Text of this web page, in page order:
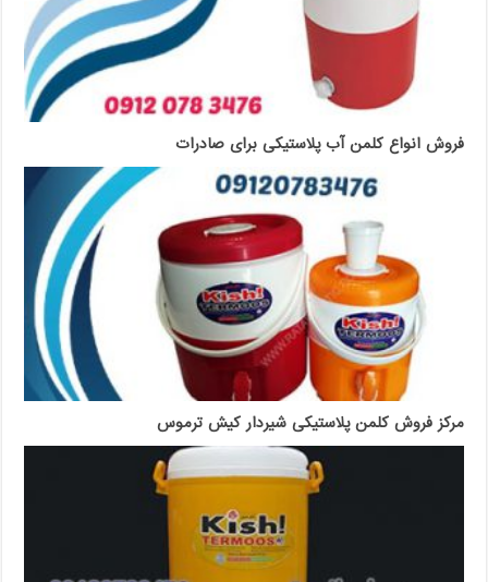
فروش انواع کلمن آب پلاستیکی برای صادرات
مرکز فروش کلمن پلاستیکی شیردار کیش ترموس